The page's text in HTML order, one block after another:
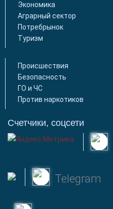
Экономика
Аграрный сектор
Потребрынок
Туризм
Происшествия
Безопасность
ГО и ЧС
Против наркотиков
Счетчики, соцсети
Telegram